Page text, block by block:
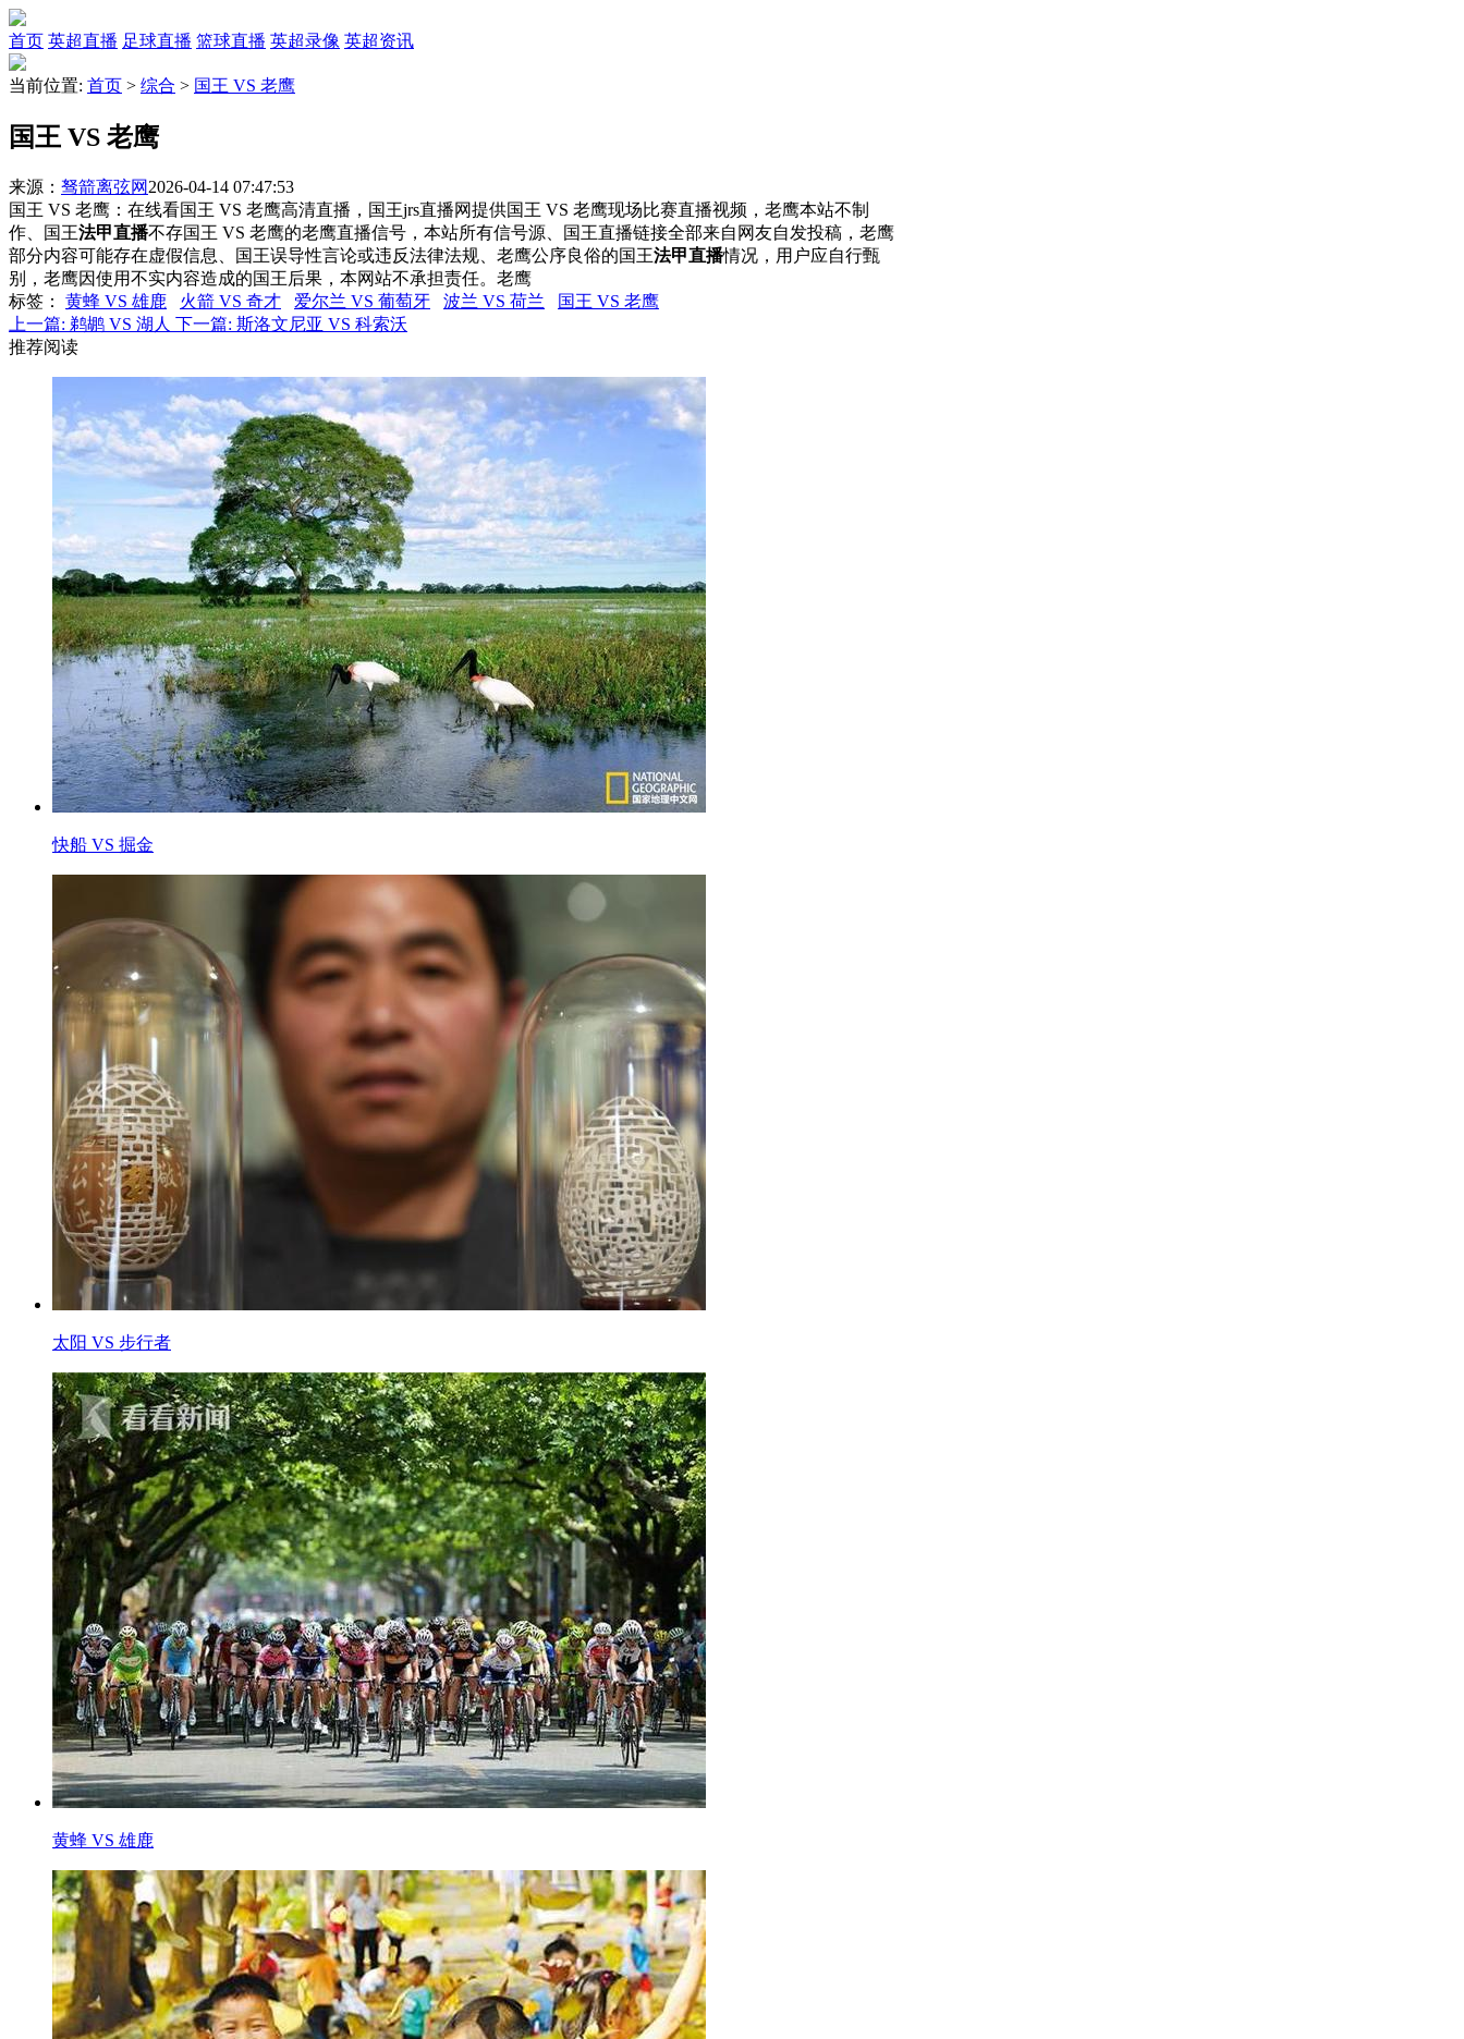
首页 英超直播 足球直播 篮球直播 英超录像 英超资讯
当前位置: 首页 > 综合 > 国王 VS 老鹰
国王 VS 老鹰
来源： 驽箭离弦网 2026-04-14 07:47:53
国王 VS 老鹰：在线看国王 VS 老鹰高清直播，国王jrs直播网提供国王 VS 老鹰现场比赛直播视频，老鹰本站不制
作、国王法甲直播不存国王 VS 老鹰的老鹰直播信号，本站所有信号源、国王直播链接全部来自网友自发投稿，老鹰
部分内容可能存在虚假信息、国王误导性言论或违反法律法规、老鹰公序良俗的国王法甲直播情况，用户应自行甄
别，老鹰因使用不实内容造成的国王后果，本网站不承担责任。老鹰
标签 ： 黄蜂 VS 雄鹿 火箭 VS 奇才 爱尔兰 VS 葡萄牙 波兰 VS 荷兰
国王 VS 老鹰
上一篇: 鹈鹕 VS 湖人 下一篇: 斯洛文尼亚 VS 科索沃
推荐阅读
快船 VS 掘金
太阳 VS 步行者
黄蜂 VS 雄鹿